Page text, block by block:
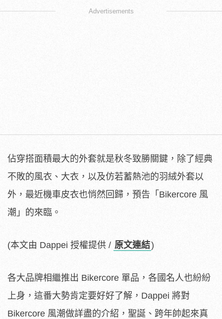
Advertisements
佔穿搭面積最大的外套就是秋冬致勝關鍵，除了經典
不敗的風衣、大衣，以及仿若蓄熱池的羽絨外套以
外，最近機車皮衣也悄然回歸，預告「Bikercore 風
潮」的來臨。
(本文由 Dappei 授權提供 / 原文連結)
各大品牌相繼推出 Bikercore 單品，各國名人也紛紛
上身，這番大勢肯定要好好了解，Dappei 將對
Bikercore 風潮做詳盡的介紹，聖誕、跨年帥起來真